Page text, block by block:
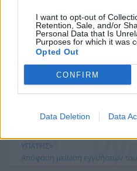
I want to opt-out of
Retention, Sale, and/or
Personal Data that Is
Purposes for which it was
Opted Out
CONFIRM
Data Deletion Data
ΟΡΙΣΤΙΚΟΠΟΙΗΣΗ ΠΛΗΡΩΜΗΣ
ΟΡΙΣΤΙΚΟΠΟΙΗΣΗ ΠΛΗΡΩΜΗΣ
Μεταφορά επιπλέον ποσότητας
Μ.Ε.Υ.Α/Ε.Ε.Λ Λαμίας
Μεταφορά χαλαζιακής άμμου
ΠΛΗΡΩΜΗ ΤΕΛΩΝ
ΕΤΟΥΣ 2026
Απόφαση μείωση εγγυήσεων
ΑΠΟΧΕΤΕΥΣΗΣ ΟΙΚΙΣΜΩΝ
ΥΠΑΤΗΣ»
Απόφαση μείωση εγγυήσεων